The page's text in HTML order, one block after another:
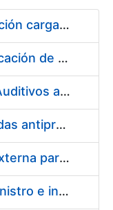
Pliego condiciones optimización cargas compras firmado
Acuerdo marco para la fabricación de piezas
Suministro de Protectores Auditivos a medida para las personas trabajadoras de los Centros de Trabajo de Madrid y Burgos
Suministro de gafas graduadas antiproyecciones para los trabajadores de la FNMT-RCM en los centros de trabajo de Madrid y Burgos
Servicios de una empresa externa para el asesoramiento y resolución de los recursos de alzada que se presentan relacionados con procesos de selección para la FNMT-RCM
Acuerdo marco para el suministro e instalación de persianas, estores y otros complementos